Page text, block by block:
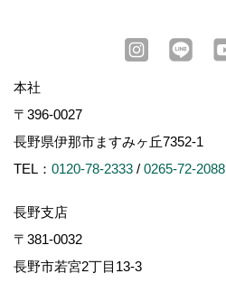
本社
〒396-0027
長野県伊那市ますみヶ丘7352-1
TEL： 0120-78-2333 / 0265-72-2088
長野支店
〒381-0032
長野市若宮2丁目13-3